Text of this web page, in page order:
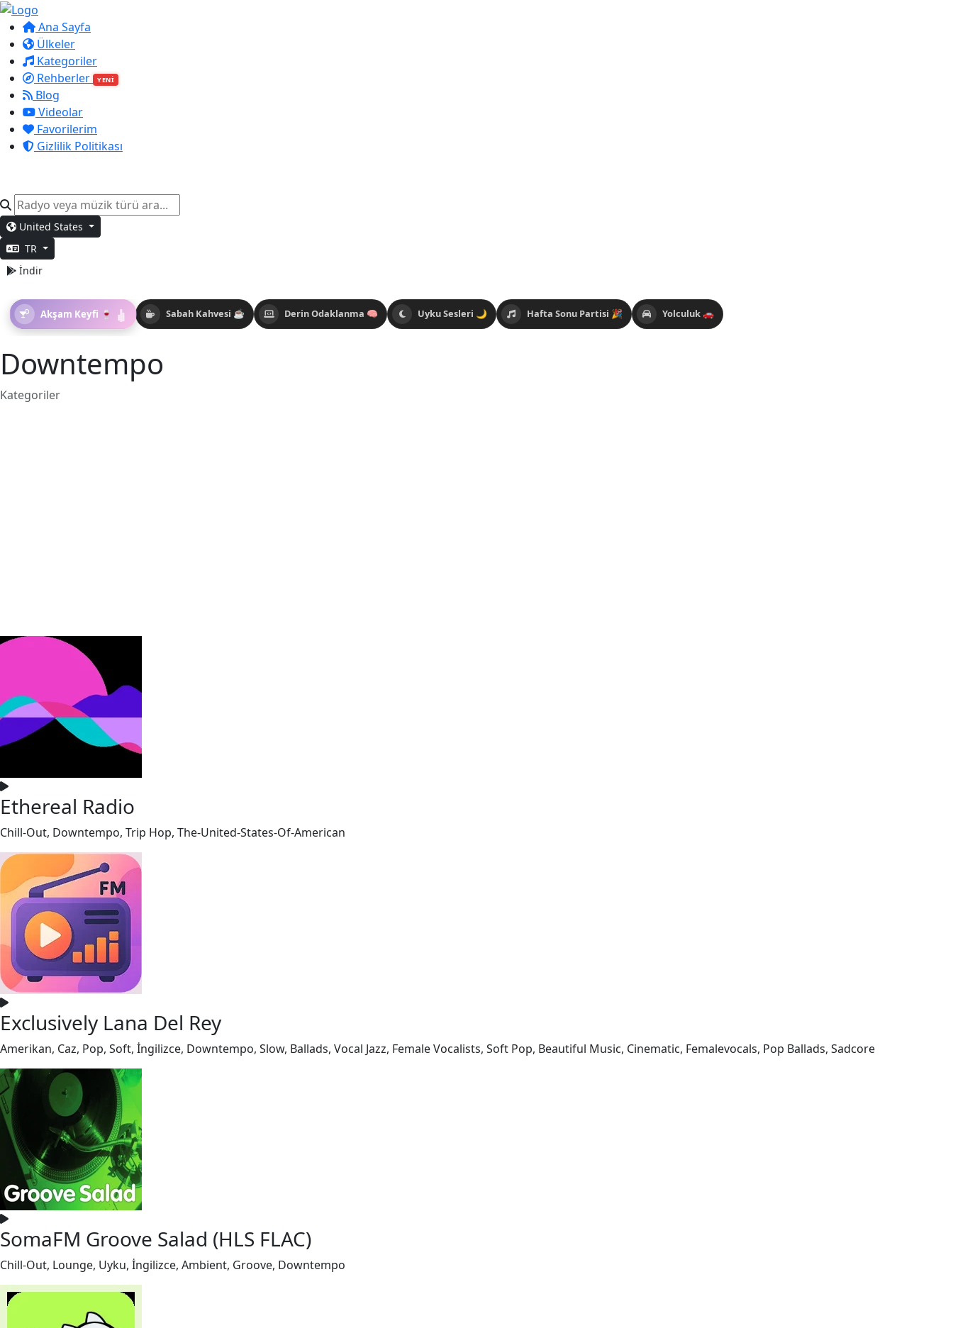
Ana Sayfa
Ülkeler
Kategoriler
Rehberler
YENİ
Blog
Videolar
Favorilerim
Gizlilik Politikası
United States
TR
İndir
Sabah Kahvesi ☕ Derin Odaklanma 🧠
Akşam Keyfi 🍷 Uyku Sesleri 🌙 Hafta Sonu Partisi 🎉 Yolculuk 🚗
Downtempo
Kategoriler
Ethereal Radio
Chill-Out, Downtempo, Trip Hop, The-United-States-Of-American
Exclusively Lana Del Rey
Amerikan, Caz, Pop, Soft, İngilizce, Downtempo, Slow, Ballads, Vocal Jazz, Female Vocalists, Soft Pop, Beautiful Music, Cinematic, Femalevocals, Pop Ballads, Sadcore
SomaFM Groove Salad (HLS FLAC)
Chill-Out, Lounge, Uyku, İngilizce, Ambient, Groove, Downtempo